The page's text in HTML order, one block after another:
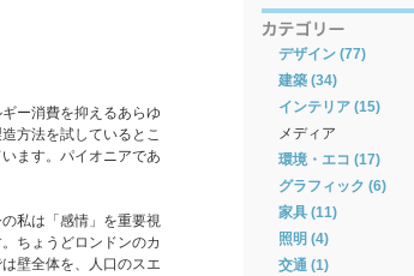
ー消費を抑えるあらゆ
方法を試しているとこ
ます。パイオニアであ
私は「感情」を重要視
ちょうどロンドンのカ
壁全体を、人口のスエ
デザイン (77)
建築 (34)
インテリア (15)
メディア
環境・エコ (17)
グラフィック (6)
家具 (11)
照明 (4)
交通 (1)